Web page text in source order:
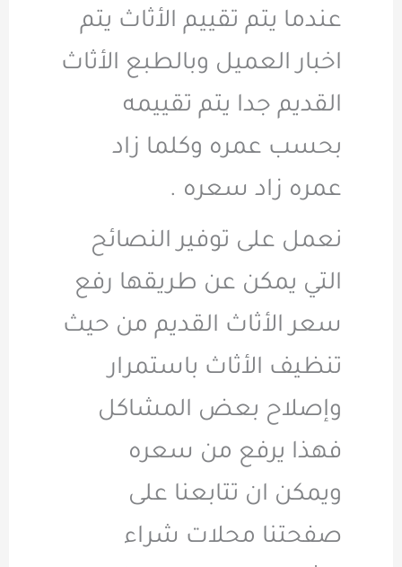
عندما يتم تقييم الأثاث يتم
اخبار العميل وبالطبع الأثاث
القديم جدا يتم تقييمه
بحسب عمره وكلما زاد
عمره زاد سعره .
نعمل على توفير النصائح
التي يمكن عن طريقها رفع
سعر الأثاث القديم من حيث
تنظيف الأثاث باستمرار
وإصلاح بعض المشاكل
فهذا يرفع من سعره
ويمكن ان تتابعنا على
صفحتنا محلات شراء